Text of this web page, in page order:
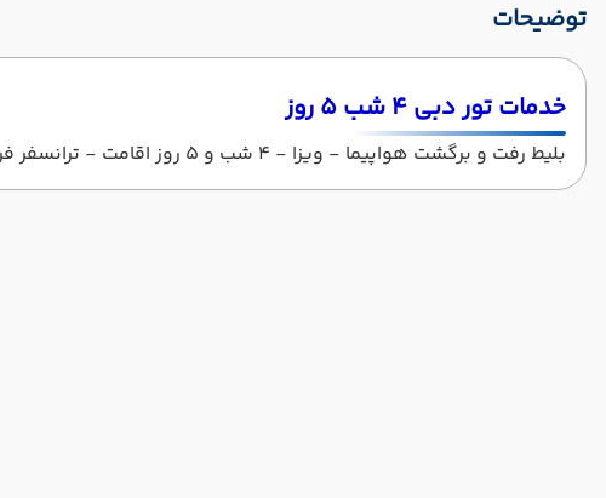
توضیحات
خدمات تور دبی 4 شب 5 روز
بلیط رفت و برگشت هواپیما - ویزا - 4 شب و 5 روز اقامت - ترانسفر فرودگاهی - صبحانه - بیمه مسافرتی